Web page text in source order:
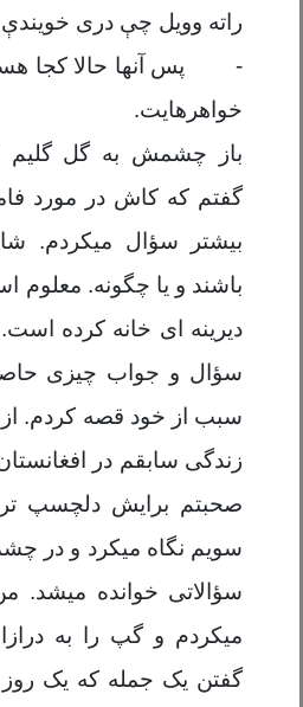
راته وویل چې دری خویندې
-
پس آنها حالا کجا
خواهرهایت.
باز چشمش به گل
گفتم که کاش در مورد
بیشتر سؤال میکردم.
باشند و یا چگونه.
دیرینه ای خانه کرده است.
سؤال و جواب چیزی
سبب از خود قصه کردم. از
زندگی سابقم در
صحبتم برایش دلچسپ
سویم نگاه میکرد و در
سؤالاتی خوانده میشد.
میکردم و گپ را به
گفتن یک جمله که یک روز